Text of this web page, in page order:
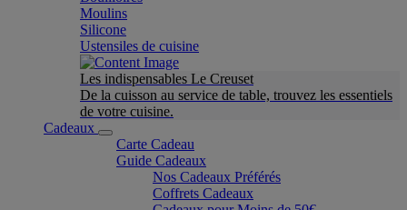
Moulins
Silicone
Ustensiles de cuisine
Les indispensables Le Creuset
De la cuisson au service de table, trouvez les essentiels
de votre cuisine.
Cadeaux
Carte Cadeau
Guide Cadeaux
Nos Cadeaux Préférés
Coffrets Cadeaux